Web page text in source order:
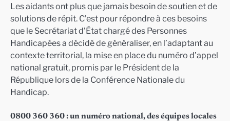
Les aidants ont plus que jamais besoin de soutien et de
solutions de répit. C’est pour répondre à ces besoins
que le Secrétariat d’État chargé des Personnes
Handicapées a décidé de généraliser, en l’adaptant au
contexte territorial, la mise en place du numéro d’appel
national gratuit, promis par le Président de la
République lors de la Conférence Nationale du
Handicap.
0800 360 360 : un numéro national, des équipes locales